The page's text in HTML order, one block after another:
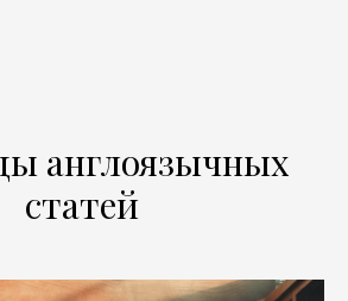
англоязычных
статей